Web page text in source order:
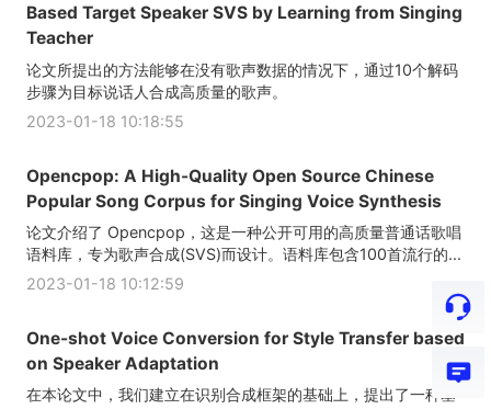
Based Target Speaker SVS by Learning from Singing
Teacher
论文所提出的方法能够在没有歌声数据的情况下，通过10个解码
步骤为目标说话人合成高质量的歌声。
2023-01-18 10:18:55
Opencpop: A High-Quality Open Source Chinese
Popular Song Corpus for Singing Voice Synthesis
论文介绍了 Opencpop，这是一种公开可用的高质量普通话歌唱
语料库，专为歌声合成(SVS)而设计。语料库包含100首流行的...
2023-01-18 10:12:59
One-shot Voice Conversion for Style Transfer based
on Speaker Adaptation
在本论文中，我们建立在识别合成框架的基础上，提出了一种基